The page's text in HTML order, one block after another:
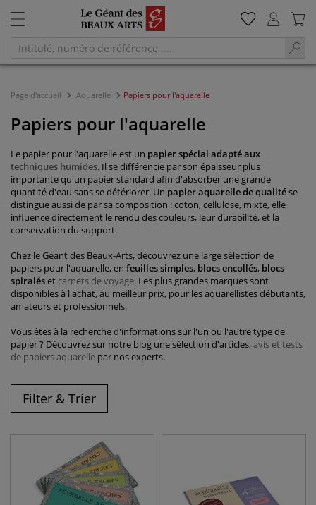
Page d'accueil Aquarelle Papiers pour l'aquarelle
Papiers pour l'aquarelle
Le papier pour l'aquarelle est un papier spécial adapté aux
techniques humides. Il se différencie par son épaisseur plus
importante qu'un papier standard afin d'absorber une grande
quantité d'eau sans se détériorer. Un papier aquarelle de qualitése
distingue aussi de par sa composition : coton, cellulose, mixte, elle
influence directement le rendu des couleurs, leur durabilité, et la
conservation du support.
Chez le Géant des Beaux-Arts, découvrez une large sélection de
papiers pour l'aquarelle, en feuilles simples, blocs encollés, blocs
spiraléset carnets de voyage. Les plus grandes marques sont
disponibles à l'achat, au meilleur prix, pour les aquarellistes débutants,
amateurs et professionnels.
Vous êtes à la recherche d'informations sur l'un ou l'autre type de
papier ? Découvrez sur notre blog une sélection d'articles, avis et tests
de papiers aquarelle par nos experts.
Filter & Trier